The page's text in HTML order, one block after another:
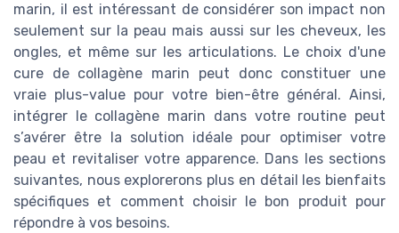
marin, il est intéressant de considérer son impact non
seulement sur la peau mais aussi sur les cheveux, les
ongles, et même sur les articulations. Le choix d'une
cure de collagène marin peut donc constituer une
vraie plus-value pour votre bien-être général. Ainsi,
intégrer le collagène marin dans votre routine peut
s’avérer être la solution idéale pour optimiser votre
peau et revitaliser votre apparence. Dans les sections
suivantes, nous explorerons plus en détail les bienfaits
spécifiques et comment choisir le bon produit pour
répondre à vos besoins.